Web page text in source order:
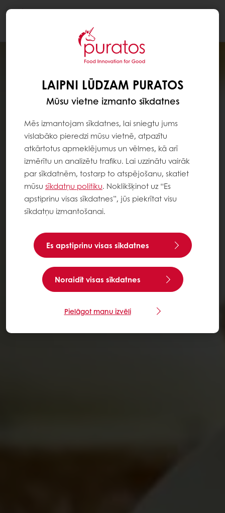
LAIPNI LŪDZAM PURATOS
Mūsu vietne izmanto sīkdatnes
Mēs izmantojam sīkdatnes, lai sniegtu jums
vislabāko pieredzi mūsu vietnē, atpazītu
atkārtotus apmeklējumus un vēlmes, kā arī
izmērītu un analizētu trafiku. Lai uzzinātu vairāk
par sīkdatnēm, tostarp to atspējošanu, skatiet
mūsu sīkdatņu politiku. Noklikšķinot uz “Es
apstiprinu visas sīkdatnes”, jūs piekrītat visu
sīkdatņu izmantošanai.
Es apstiprinu visas sīkdatnes
Noraidīt visas sīkdatnes
Pielāgot manu izvēli